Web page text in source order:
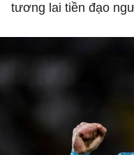
tương lai tiền đạo